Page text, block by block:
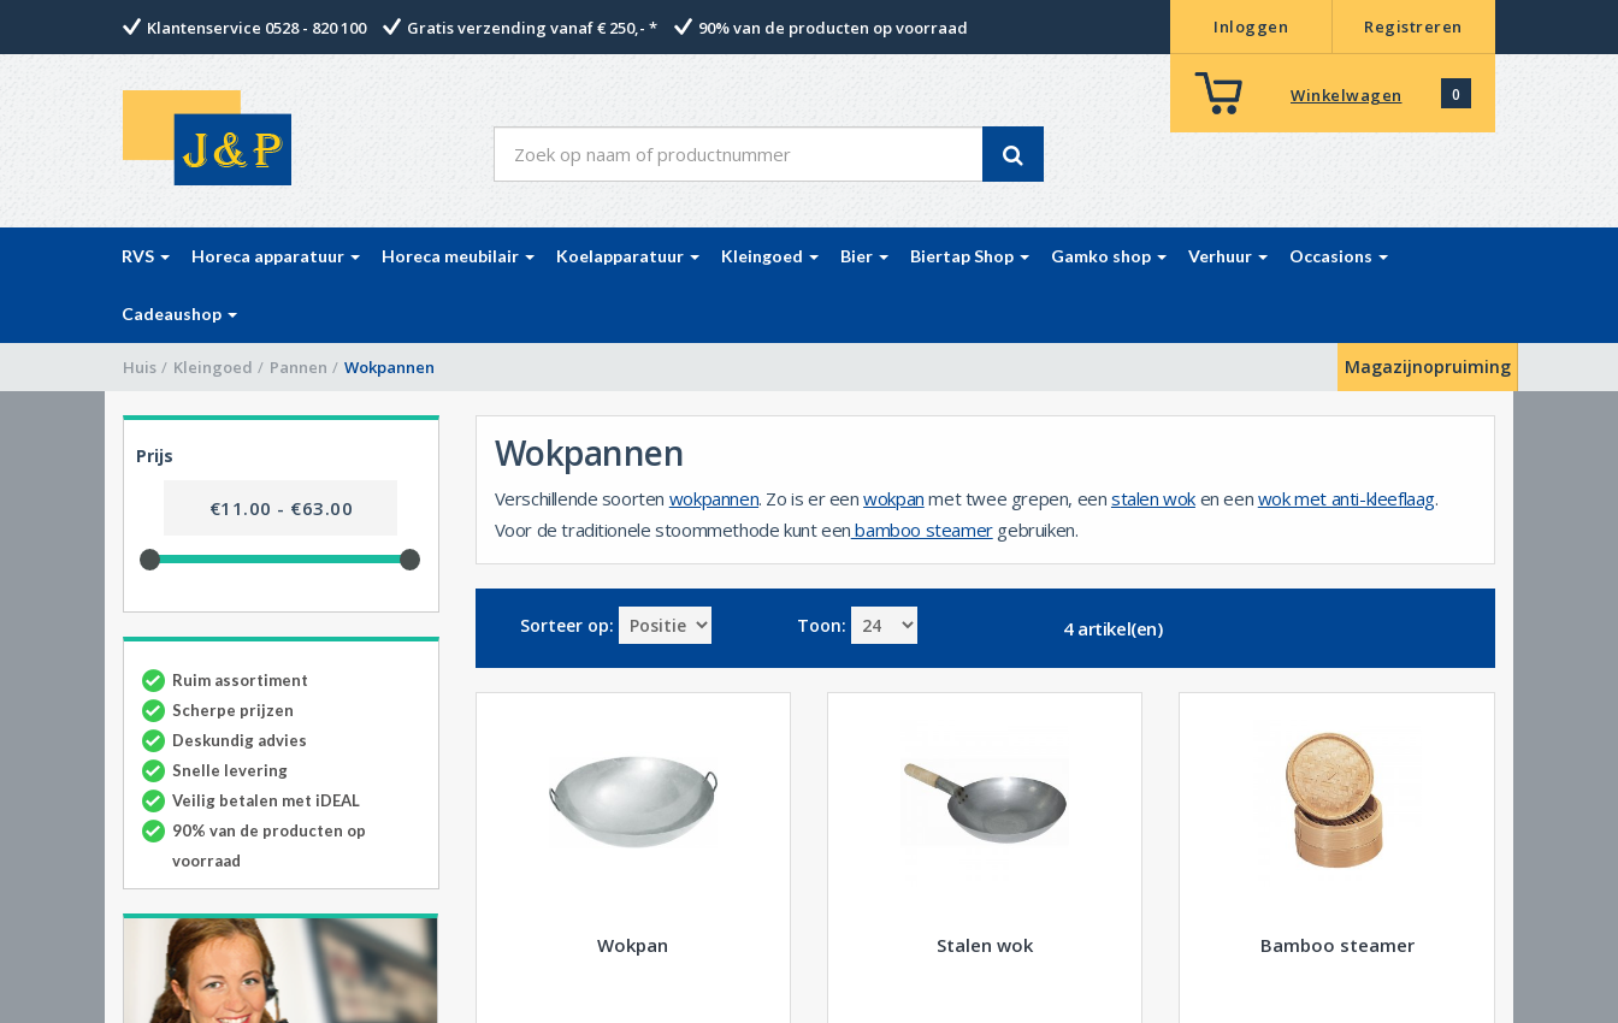
Klantenservice 0528 - 820 100 Gratis verzending vanaf € 250,- * 90% van de producten op voorraad Inloggen Registreren
Winkelwagen 0
RVS Horeca apparatuur Horeca meubilair Koelapparatuur Kleingoed Bier Biertap Shop Gamko shop Verhuur Occasions
Cadeaushop
Huis / Kleingoed / Pannen / Wokpannen Magazijnopruiming
Prijs
Ruim assortiment
Scherpe prijzen
Deskundig advies
Snelle levering
Veilig betalen met iDEAL
90% van de producten op
voorraad
Wokpannen
Verschillende soorten wokpannen. Zo is er eenwokpan met twee grepen, een stalen woken een wok met anti-kleeflaag.
Voor de traditionele stoommethode kunt een bamboo steamergebruiken.
Sorteer op: Toon: 4 artikel(en)
Wokpan Stalen wok Bamboo steamer